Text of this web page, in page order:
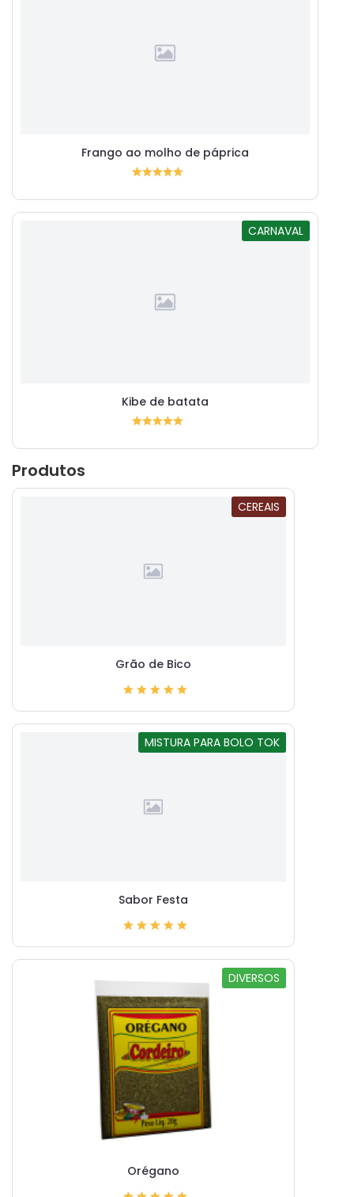
Frango ao molho de páprica
CARNAVAL
Kibe de batata
Produtos
CEREAIS
Grão de Bico
MISTURA PARA BOLO TOK
Sabor Festa
DIVERSOS
Orégano